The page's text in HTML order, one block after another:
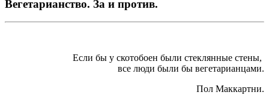
Вегетарианство. За и против.
Если бы у скотобоен были стеклянные стены,
все люди были бы вегетарианцами.
Пол Маккартни.